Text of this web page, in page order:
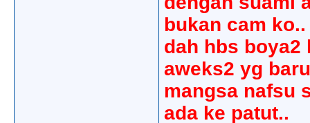
bukan cam ko..
dah hbs
aweks2 yg
mangsa nafsu
ada ke patut..